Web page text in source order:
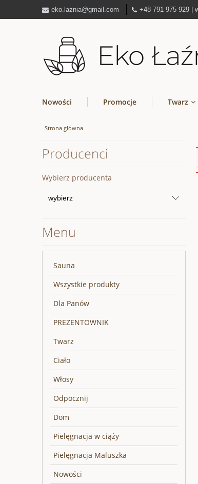
eko.laznia@gmail.com +48 791 975 929 |
Nowości Promocje Twarz
Strona główna
Producenci
Wybierz producenta
Menu
Sauna
Wszystkie produkty
Dla Panów
PREZENTOWNIK
Twarz
Ciało
Włosy
Odpocznij
Dom
Pielęgnacja w ciąży
Pielęgnacja Maluszka
Nowości